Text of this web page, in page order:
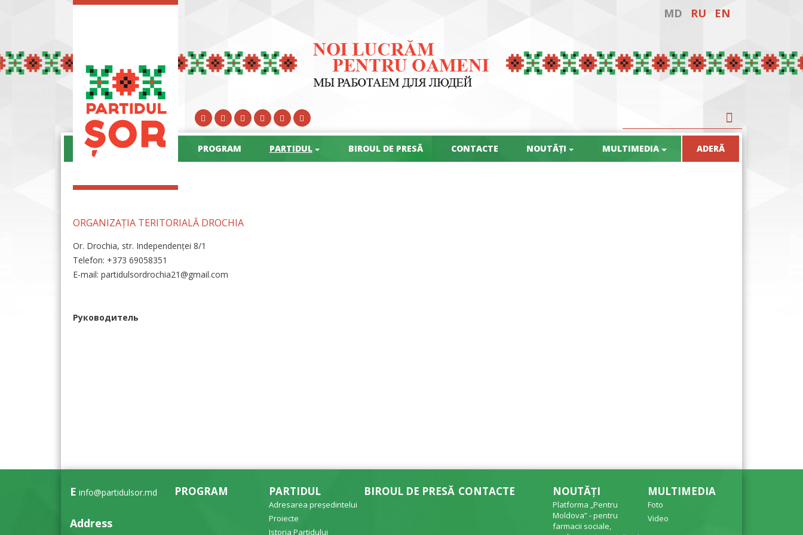
MD RU EN
PROGRAM PARTIDUL BIROUL DE PRESĂ CONTACTE NOUTĂȚI MULTIMEDIA ADERĂ
ORGANIZAȚIA TERITORIALĂ DROCHIA
Or. Drochia, str. Independenței 8/1
Telefon: +373 69058351
E-mail: partidulsordrochia21@gmail.com
Руководитель
E info@partidulsor.md
Address
PROGRAM PARTIDUL
Adresarea președintelui
Proiecte
Istoria Partidului
BIROUL DE PRESĂ CONTACTE NOUTĂȚI
Platforma „Pentru
Moldova” - pentru
farmacii sociale,
MULTIMEDIA
Foto
Video